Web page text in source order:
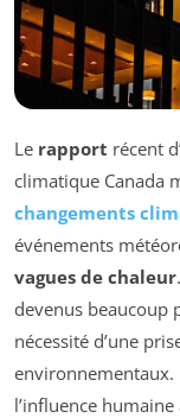
Le rapport récent
climatique Canada
changements
événements
vagues de chaleur
devenus beaucoup
nécessité d’une
environnementaux.
l’influence